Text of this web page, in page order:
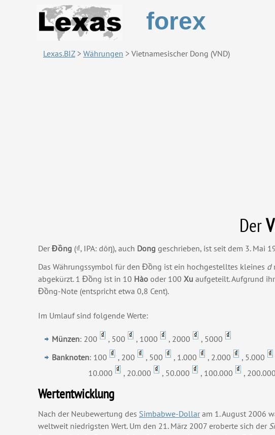
forex
Lexas.BIZ > Währungen > Vietnamesischer Dong (VND)
Der
Der Đồng (₫, IPA: dôŋ), auch Dong geschrieben, ist seit dem 3. Mai
Das Währungssymbol für den Đồng ist ein hochgestelltes kleines d
abgekürzt. 1 Đồng ist in 10 Hào oder 100 Xu aufgeteilt. Aufgrund
Đồng-Note (entspricht etwa 0,8 Cent).
Im Umlauf sind folgende Werte:
Münzen: 200 , 500 , 1000 , 2000
, 5000
Banknoten: 100 , 200 , 500 , 1.000 , 2.000 , 5.000
10.000
, 20.000 , 50.000 , 100.000 , 200.000
Wertentwicklung
Nach der Neubewertung des Simbabwe-Dollaram 1. August 2006
weltweit niedrigsten Wert. Um den 21. März 2007 eroberte sich der